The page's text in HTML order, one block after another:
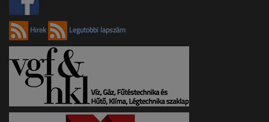
Hírek Legutóbbi lapszám